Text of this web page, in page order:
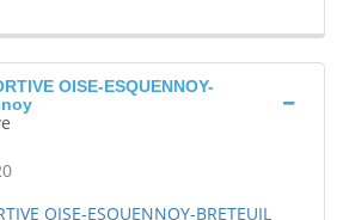
OISE-ESQUENNOY-
OISE-ESQUENNOY-BRETEUIL